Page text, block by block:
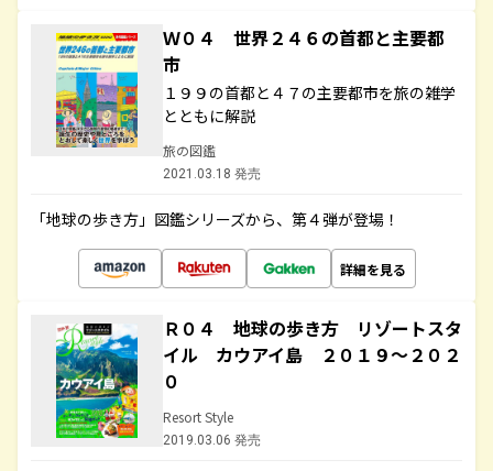
Ｗ０４ 世界２４６の首都と主要都
市
１９９の首都と４７の主要都市を旅の雑学
とともに解説
旅の図鑑
2021.03.18 発売
「地球の歩き方」図鑑シリーズから、第４弾が登場！
詳細を見る
Ｒ０４ 地球の歩き方 リゾートスタ
イル カウアイ島 ２０１９～２０２
０
Resort Style
2019.03.06 発売